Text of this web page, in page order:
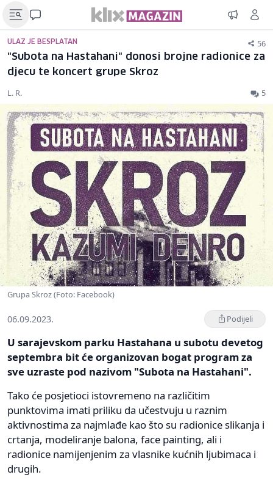
ULAZ JE BESPLATAN 56
"Subota na Hastahani" donosi brojne radionice za
djecu te koncert grupe Skroz
L. R. 5
Grupa Skroz (Foto: Facebook)
06.09.2023. Podijeli
U sarajevskom parku Hastahana u subotu devetog
septembra bit će organizovan bogat program za
sve uzraste pod nazivom "Subota na Hastahani".
Tako će posjetioci istovremeno na različitim
punktovima imati priliku da učestvuju u raznim
aktivnostima za najmlađe kao što su radionice slikanja i
crtanja, modeliranje balona, face painting, ali i
radionice namijenjenim za vlasnike kućnih ljubimaca i
drugih.